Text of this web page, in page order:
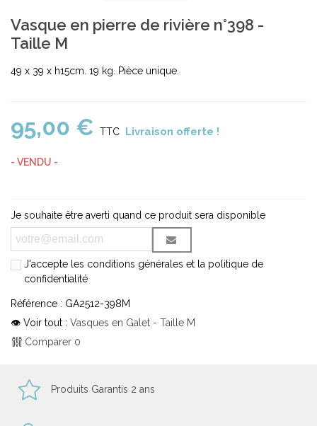
Vasque en pierre de rivière n°398 -
Taille M
49 x 39 x h15cm. 19 kg. Pièce unique.
95,00 € TTC Livraison offerte !
- VENDU -
Je souhaite être averti quand ce produit sera disponible
J'accepte les conditions générales et la politique de
confidentialité
Référence : GA2512-398M
👁 Voir tout : Vasques en Galet - Taille M
Comparer 0
Produits Garantis 2 ans